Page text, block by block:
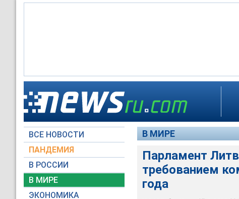
ВСЕ НОВОСТИ
ПАНДЕМИЯ
В РОССИИ
В МИРЕ
ЭКОНОМИКА
В МИРЕ
Парламент
требованием
года
Парламент Литвы
вторжение 1991 года
RTV International